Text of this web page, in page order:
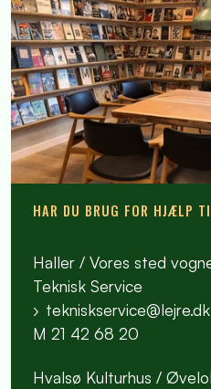
HAR DU BRUG FOR HJÆLP
Haller / Vores sted
Teknisk Service
tekniskservice@lejre.dk
M 21 42 68 20
Hvalsø Kulturhus /